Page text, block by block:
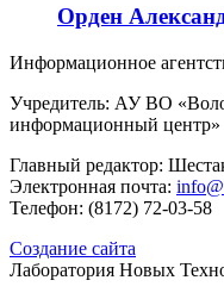
Орден
Информационное
Учредитель: АУ ВО
информационный центр»
Главный редактор:
Электронная почта:
Телефон: (8172) 72-03-58
Создание сайта
Лаборатория Новых